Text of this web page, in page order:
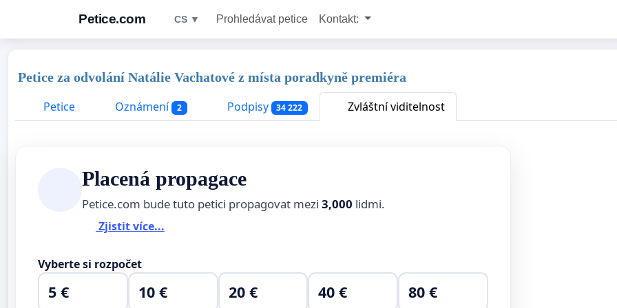
Petice.com CS ▼ Prohledávat petice Kontakt:
Petice za odvolání Natálie Vachatové z místa poradkyně premiéra
Petice
Oznámení 2 Podpisy 34 222 Zvláštní viditelnost
Placená propagace
Petice.com bude tuto petici propagovat mezi 3,000 lidmi.
Zjistit více...
Vyberte si rozpočet
5 € 10 € 20 € 40 € 80 €